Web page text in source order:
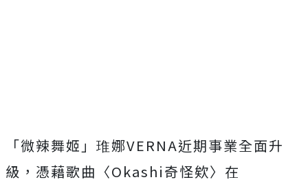
「微辣舞姬」琟娜VERNA近期事業全面升
級，憑藉歌曲〈Okashi奇怪欸〉在